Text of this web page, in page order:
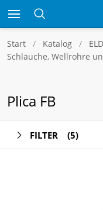
Start Katalog
Schläuche, Wellrohre
Plica FB
FILTER (5)